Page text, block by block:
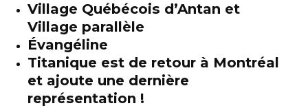
Village Québécois d’Antan et
Village parallèle
Évangéline
Titanique est de retour à Montréal
et ajoute une dernière
représentation !